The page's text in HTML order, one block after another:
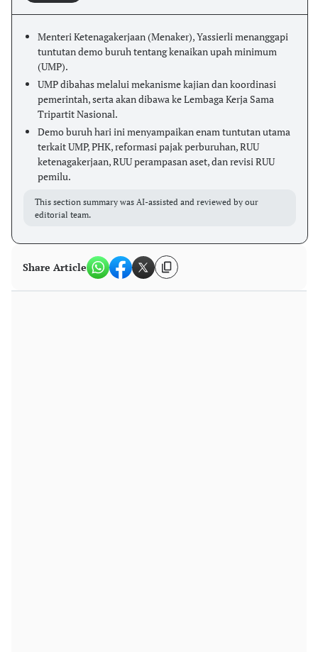
Menteri Ketenagakerjaan (Menaker), Yassierli menanggapi
tuntutan demo buruh tentang kenaikan upah minimum
(UMP).
UMP dibahas melalui mekanisme kajian dan koordinasi
pemerintah, serta akan dibawa ke Lembaga Kerja Sama
Tripartit Nasional.
Demo buruh hari ini menyampaikan enam tuntutan utama
terkait UMP, PHK, reformasi pajak perburuhan, RUU
ketenagakerjaan, RUU perampasan aset, dan revisi RUU
pemilu.
This section summary was AI-assisted and reviewed by our
editorial team.
Share Article